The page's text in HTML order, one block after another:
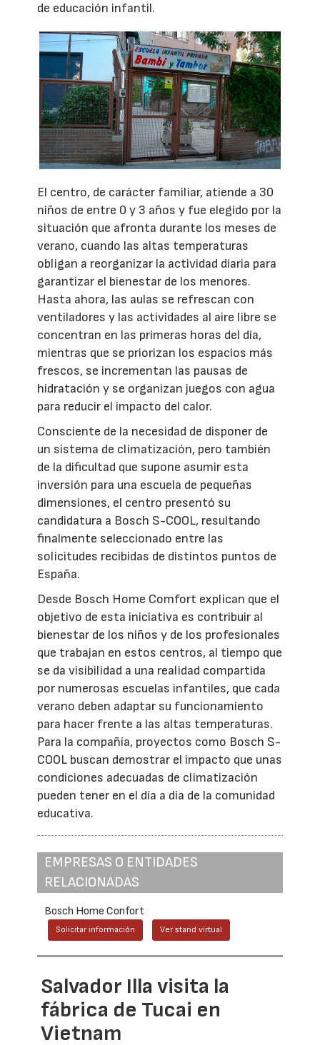
de educación infantil.
El centro, de carácter familiar, atiende a 30
niños de entre 0 y 3 años y fue elegido por la
situación que afronta durante los meses de
verano, cuando las altas temperaturas
obligan a reorganizar la actividad diaria para
garantizar el bienestar de los menores.
Hasta ahora, las aulas se refrescan con
ventiladores y las actividades al aire libre se
concentran en las primeras horas del día,
mientras que se priorizan los espacios más
frescos, se incrementan las pausas de
hidratación y se organizan juegos con agua
para reducir el impacto del calor.
Consciente de la necesidad de disponer de
un sistema de climatización, pero también
de la dificultad que supone asumir esta
inversión para una escuela de pequeñas
dimensiones, el centro presentó su
candidatura a Bosch S-COOL, resultando
finalmente seleccionado entre las
solicitudes recibidas de distintos puntos de
España.
Desde Bosch Home Comfort explican que el
objetivo de esta iniciativa es contribuir al
bienestar de los niños y de los profesionales
que trabajan en estos centros, al tiempo que
se da visibilidad a una realidad compartida
por numerosas escuelas infantiles, que cada
verano deben adaptar su funcionamiento
para hacer frente a las altas temperaturas.
Para la compañía, proyectos como Bosch S-
COOL buscan demostrar el impacto que unas
condiciones adecuadas de climatización
pueden tener en el día a día de la comunidad
educativa.
EMPRESAS O ENTIDADES
RELACIONADAS
Bosch Home Confort
Solicitar información Ver stand virtual
Salvador Illa visita la
fábrica de Tucai en
Vietnam